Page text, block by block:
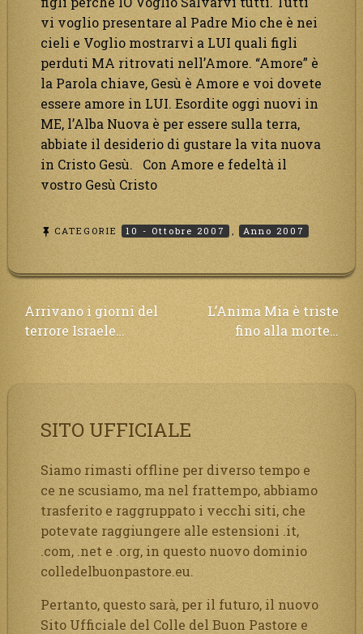
vi voglio presentare al Padre Mio che è nei
cieli e Voglio mostrarvi a LUI quali figli
perduti MA ritrovati nell’Amore. “Amore” è
la Parola chiave, Gesù è Amore e voi dovete
essere amore in LUI. Esordite oggi nuovi in
ME, l’Alba Nuova è per essere sulla terra,
abbiate il desiderio di gustare la vita nuova
in Cristo Gesù. Con Amore e fedeltà il
vostro Gesù Cristo
CATEGORIE 10 - Ottobre 2007 , Anno 2007
Navigazione
articoli
Arrivano i giorni del
terrore Israele…
L’Anima Mia è triste
fino alla morte…
SITO UFFICIALE
Siamo rimasti offline per diverso tempo e
ce ne scusiamo, ma nel frattempo, abbiamo
trasferito e raggruppato i vecchi siti, che
potevate raggiungere alle estensioni .it,
.com, .net e .org, in questo nuovo dominio
colledelbuonpastore.eu.
Pertanto, questo sarà, per il futuro, il nuovo
Sito Ufficiale del Colle del Buon Pastore e